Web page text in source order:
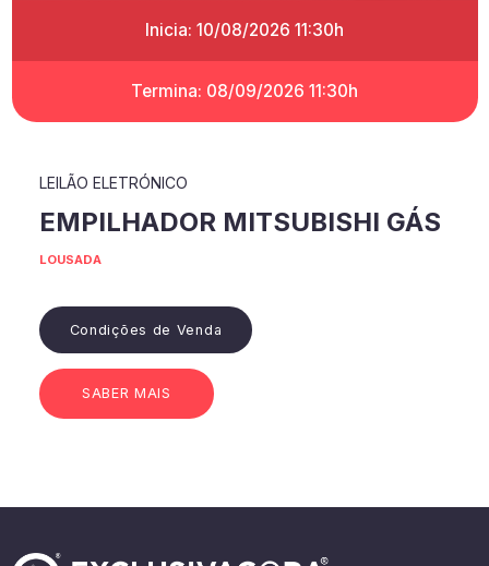
Inicia: 10/08/2026 11:30h
Termina: 08/09/2026 11:30h
LEILÃO ELETRÓNICO
EMPILHADOR MITSUBISHI GÁS
LOUSADA
Condições de Venda
SABER MAIS